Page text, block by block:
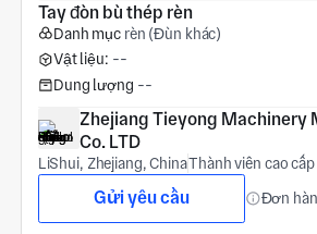
Tay đòn bù thép rèn
Danh mục rèn (Đùn khác)
Vật liệu: --
Dung lượng --
Zhejiang Tieyong Machinery
Co. LTD
LiShui, Zhejiang, ChinaThành viên cao
Gửi yêu cầu Đơn